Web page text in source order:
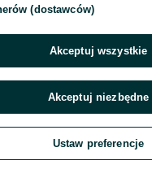
Zaloguj się
pośrednictwem jednego z
OLX.pl w jego
(dostawców)
Akceptuj wszystkie
Akceptuj niezbędne
Ustaw preferencje